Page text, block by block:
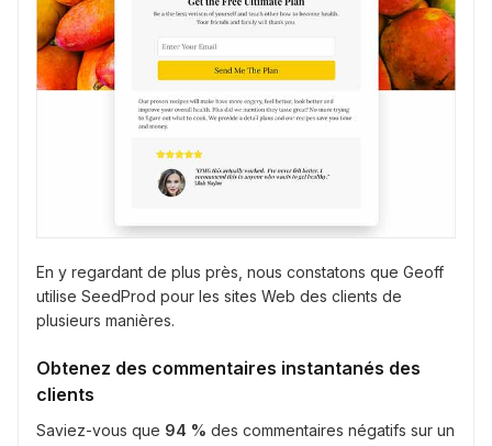
En y regardant de plus près, nous constatons que Geoff
utilise SeedProd pour les sites Web des clients de
plusieurs manières.
Obtenez des commentaires instantanés des
clients
Saviez-vous que 94 % des commentaires négatifs sur un